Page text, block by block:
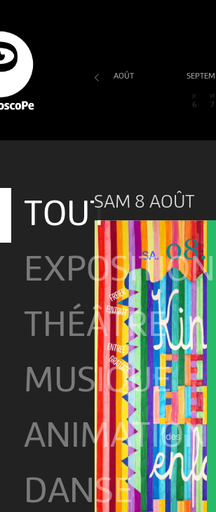
AOÛT
JE
6
VE
7
TOUT
EXPOSITION
THÉÂTRE
MUSIQUE
ANIMATION
DANSE
SAM 8 AOÛT